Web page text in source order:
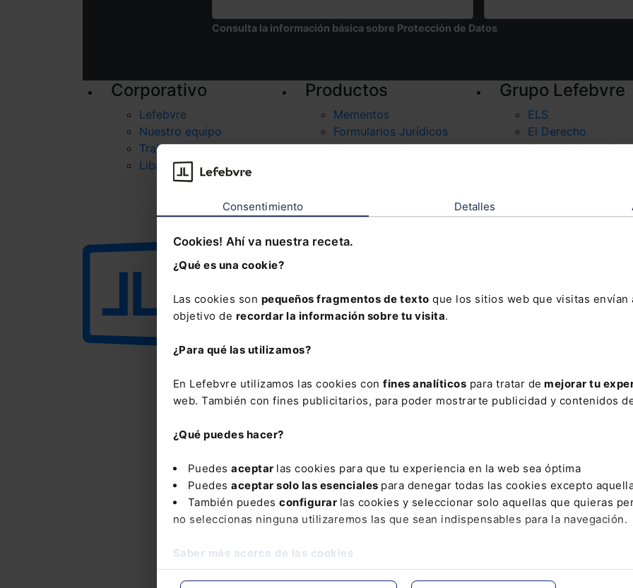
Consentimiento Detalles
Cookies! Ahí va nuestra receta.
¿Qué es una cookie?
Las cookies son pequeños fragmentos de texto que los sitios web que visitas
objetivo de recordar la información sobre tu visita.
¿Para qué las utilizamos?
En Lefebvre utilizamos las cookies con fines analíticos para tratar de mejorar tu
web. También con fines publicitarios, para poder mostrarte publicidad y contenidos
¿Qué puedes hacer?
Puedes aceptar las cookies para que tu experiencia en la web sea óptima
Puedes aceptar solo las esenciales para denegar todas las cookies excepto
También puedes configurar las cookies y seleccionar solo aquellas que quieras
no seleccionas ninguna utilizaremos las que sean indispensables para la navegación.
Saber más acerca de las cookies
Consulta la información básica sobre Protección de Datos
Corporativo
Lefebvre
Nuestro equipo
Trabaja con nosotros
Librerías asociadas
Productos
Mementos
Formularios Jurídicos
Manuales de Derecho
Códigos Comentados
Grupo Lefebvre
ELS
El Derecho
Espacio Asesoría